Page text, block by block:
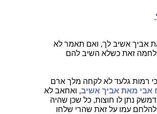
אביך אשיב לך, ואם תאמר לא
זאת כשלא השיב להם
רמות גלעד לא לקחה מלך ארם
אבי מאת אביך אשיב, ואחאב לא
נתן לו חוצות, כל שכן שהיה
להלחם עמו על זאת שהרי שלחו